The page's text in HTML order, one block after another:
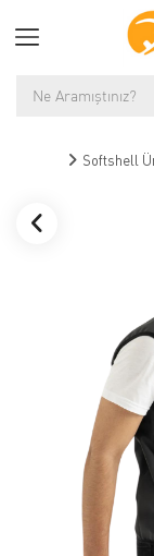
Softshell